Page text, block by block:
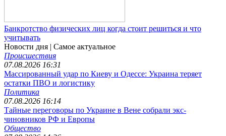
Банкротство физических лиц когда стоит решиться и что
учитывать
Новости дня | Самое актуальное
Происшествия
07.08.2026 16:31
Массированный удар по Киеву и Одессе: Украина теряет
остатки ПВО и логистику
Политика
07.08.2026 16:14
Тайные переговоры по Украине в Вене собрали экс-
чиновников РФ и Европы
Общество